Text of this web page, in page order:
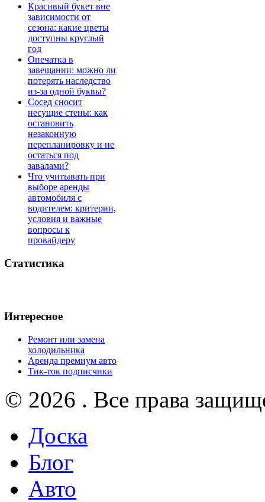
Красивый букет вне
зависимости от
сезона: какие цветы
доступны круглый
год
Опечатка в
завещании: можно ли
потерять наследство
из-за одной буквы?
Сосед сносит
несущие стены: как
остановить
незаконную
перепланировку и не
остаться под
завалами?
Что учитывать при
выборе аренды
автомобиля с
водителем: критерии,
условия и важные
вопросы к
провайдеру
Статистика
Интересное
Ремонт или замена
холодильника
Аренда премиум авто
Тик-ток подписчики
© 2026 . Все права
Доска
Блог
Авто